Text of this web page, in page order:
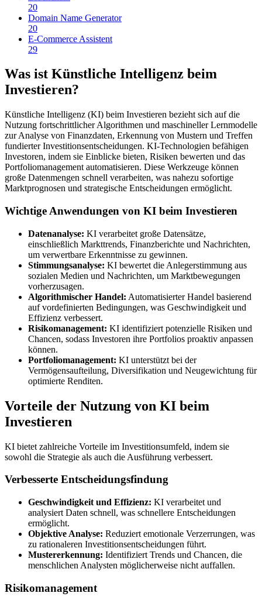
20
Domain Name Generator
20
E-Commerce Assistent
29
Was ist Künstliche Intelligenz beim
Investieren?
Künstliche Intelligenz (KI) beim Investieren bezieht sich auf die
Nutzung fortschrittlicher Algorithmen und maschineller Lernmodelle
zur Analyse von Finanzdaten, Erkennung von Mustern und Treffen
fundierter Investitionsentscheidungen. KI-Technologien befähigen
Investoren, indem sie Einblicke bieten, Risiken bewerten und das
Portfoliomanagement automatisieren. Diese Werkzeuge können
große Datenmengen schnell verarbeiten, was nahezu sofortige
Marktprognosen und strategische Entscheidungen ermöglicht.
Wichtige Anwendungen von KI beim Investieren
Datenanalyse: KI verarbeitet große Datensätze,
einschließlich Markttrends, Finanzberichte und Nachrichten,
um verwertbare Erkenntnisse zu gewinnen.
Stimmungsanalyse: KI bewertet die Anlegerstimmung aus
sozialen Medien und Nachrichten, um Marktbewegungen
vorherzusagen.
Algorithmischer Handel: Automatisierter Handel basierend
auf vordefinierten Bedingungen, was Geschwindigkeit und
Effizienz verbessert.
Risikomanagement: KI identifiziert potenzielle Risiken und
Chancen, sodass Investoren ihre Portfolios proaktiv anpassen
können.
Portfoliomanagement: KI unterstützt bei der
Vermögensaufteilung, Diversifikation und Neugewichtung für
optimierte Renditen.
Vorteile der Nutzung von KI beim
Investieren
KI bietet zahlreiche Vorteile im Investitionsumfeld, indem sie
sowohl die Strategie als auch die Ausführung verbessert.
Verbesserte Entscheidungsfindung
Geschwindigkeit und Effizienz: KI verarbeitet und
analysiert Daten schnell, was schnellere Entscheidungen
ermöglicht.
Objektive Analyse: Reduziert emotionale Verzerrungen, was
zu rationaleren Investitionsentscheidungen führt.
Mustererkennung: Identifiziert Trends und Chancen, die
menschlichen Analysten möglicherweise nicht auffallen.
Risikomanagement